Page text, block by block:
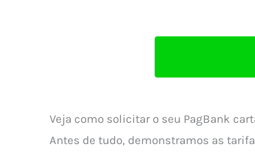
Veja como solicitar o seu PagBank
Antes de tudo, demonstramos as